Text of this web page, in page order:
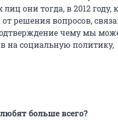
они тогда, в 2012 году,
от решения вопросов,
чему мы
на социальную политику,
больше всего?